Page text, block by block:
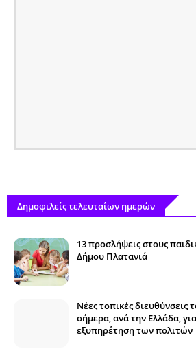
Δημοφιλείς τελευταίων ημερών
13 προσλήψεις στους
Δήμου Πλατανιά
Νέες τοπικές
σήμερα, ανά την Ελλάδα,
εξυπηρέτηση των πολιτών